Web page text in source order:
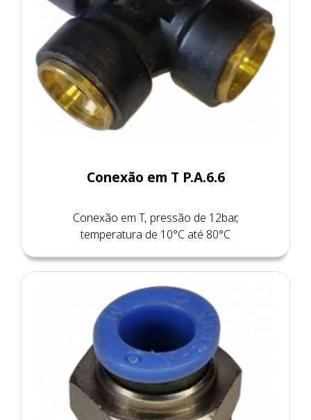
Conexão em T P.A.6.6
Conexão em T, pressão de 12bar,
temperatura de 10°C até 80°C